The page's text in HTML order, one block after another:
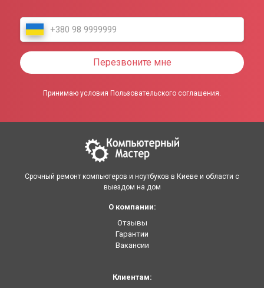
Перезвоните мне
Принимаю условия Пользовательского соглашения.
Срочный ремонт компьютеров и ноутбуков в Киеве и области с
выездом на дом
О компании:
Отзывы
Гарантии
Вакансии
Клиентам: